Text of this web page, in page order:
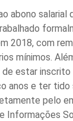
abono salarial
2018, com
mínimos.
estar
anos e ter tido
pelo
Informações